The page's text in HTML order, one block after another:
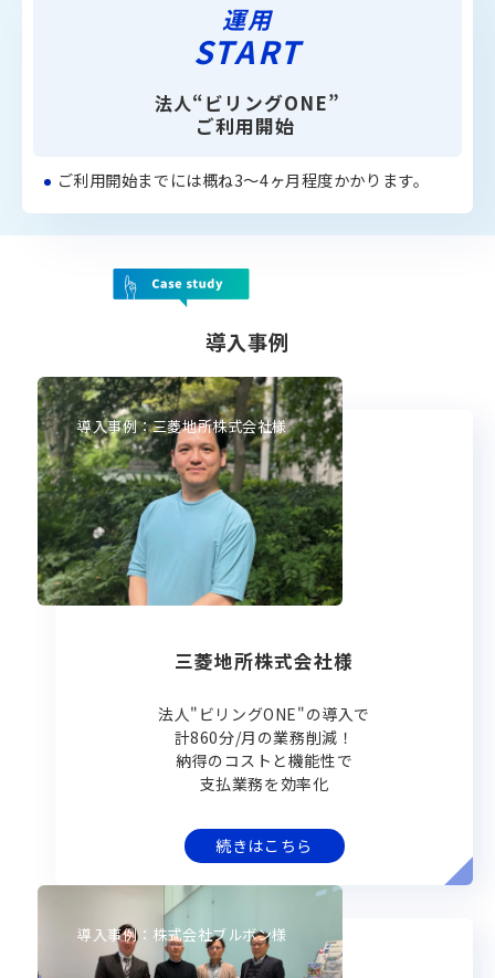
運用
START
法人“ビリングONE”
ご利用開始
ご利用開始までには概ね3～4ヶ月程度かかります。
導入事例
三菱地所株式会社様
法人"ビリングONE"の導入で
計860分/月の業務削減！
納得のコストと機能性で
支払業務を効率化
続きはこちら
導入事例：三菱地所株式会社様
導入事例：株式会社ブルボン様